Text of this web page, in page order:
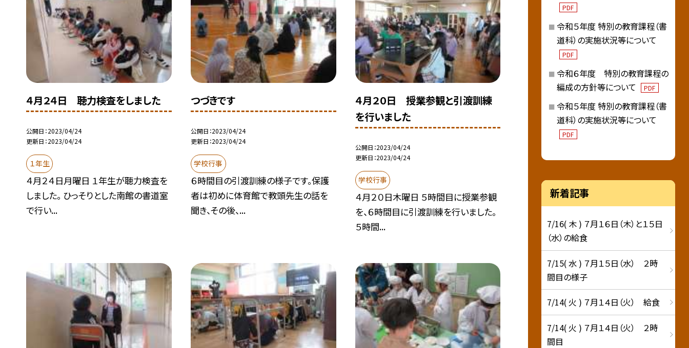
４月２４日 聴力検査をしました
公開日 2023/04/24
更新日 2023/04/24
１年生
４月２４日月曜日 １年生が聴力検査を
しました。 ひっそりとした南館の書道室
で行い...
つづきです
公開日 2023/04/24
更新日 2023/04/24
学校行事
６時間目の引渡訓練の様子です。保護
者は初めに体育館で教頭先生の話を
聞き、その後、...
４月２０日 授業参観と引渡訓練
を行いました
公開日 2023/04/24
更新日 2023/04/24
学校行事
４月２０日木曜日 ５時間目に授業参観
を、６時間目に引渡訓練を行いました。
５時間...
PDF
令和５年度 特別の教育課程（書
道科）の実施状況等について
PDF
令和６年度 特別の教育課程の
編成の方針等について
PDF
令和５年度 特別の教育課程（書
道科）の実施状況等について
PDF
新着記事
7/16( 木 ) ７月１６日（木）と１５日
（水）の給食
7/15( 水 ) ７月１５日（水） ２時
間目の様子
7/14( 火 ) ７月１４日（火） 給食
7/14( 火 ) ７月１４日（火） ２時
間目